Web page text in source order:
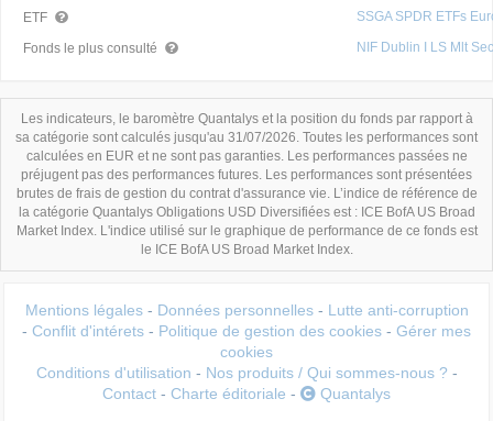
ETF SSGA SPDR ETFs
Fonds le plus consulté NIF Dublin I LS Mlt
Les indicateurs, le baromètre Quantalys et la position du fonds par rapport à
sa catégorie sont calculés jusqu'au 31/07/2026. Toutes les performances sont
calculées en EUR et ne sont pas garanties. Les performances passées ne
préjugent pas des performances futures. Les performances sont présentées
brutes de frais de gestion du contrat d'assurance vie. L’indice de référence de
la catégorie Quantalys Obligations USD Diversifiées est : ICE BofA US Broad
Market Index. L'indice utilisé sur le graphique de performance de ce fonds est
le ICE BofA US Broad Market Index.
Mentions légales - Données personnelles - Lutte anti-corruption
- Conflit d'intérets - Politique de gestion des cookies - Gérer mes
cookies
Conditions d'utilisation - Nos produits / Qui sommes-nous ? -
Contact - Charte éditoriale - Quantalys